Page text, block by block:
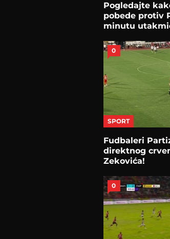
Pogledajte
pobede protiv
minutu
0
SPORT
Fudbaleri
direktnog
Zekovića!
0